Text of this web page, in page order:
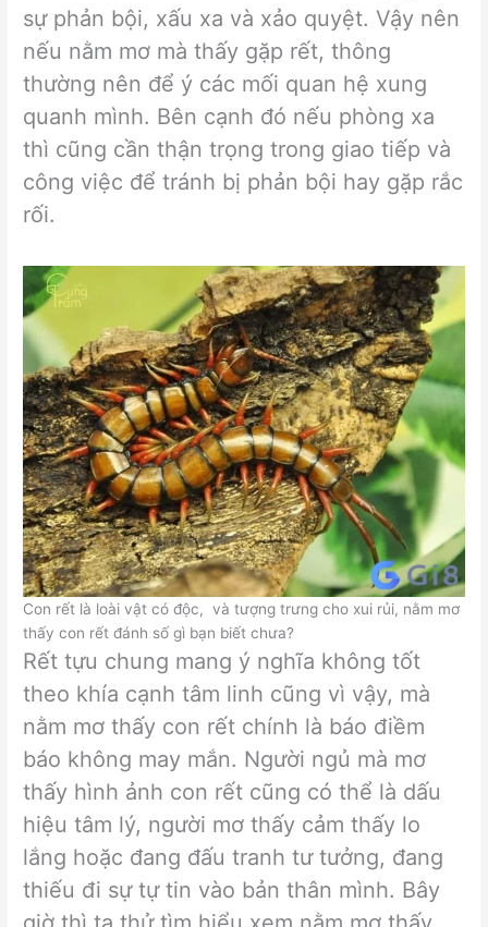
sự phản bội, xấu xa và xảo quyệt. Vậy nên
nếu nằm mơ mà thấy gặp rết, thông
thường nên để ý các mối quan hệ xung
quanh mình. Bên cạnh đó nếu phòng xa
thì cũng cần thận trọng trong giao tiếp và
công việc để tránh bị phản bội hay gặp rắc
rối.
Con rết là loài vật có độc, và tượng trưng cho xui rủi, nằm mơ
thấy con rết đánh số gì bạn biết chưa?
Rết tựu chung mang ý nghĩa không tốt
theo khía cạnh tâm linh cũng vì vậy, mà
nằm mơ thấy con rết chính là báo điềm
báo không may mắn. Người ngủ mà mơ
thấy hình ảnh con rết cũng có thể là dấu
hiệu tâm lý, người mơ thấy cảm thấy lo
lắng hoặc đang đấu tranh tư tưởng, đang
thiếu đi sự tự tin vào bản thân mình. Bây